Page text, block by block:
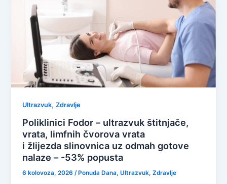
Ultrazvuk,Zdravlje
Poliklinici Fodor – ultrazvuk štitnjače,
vrata, limfnih čvorova vrata
i žlijezda slinovnica uz odmah gotove
nalaze – -53% popusta
6 kolovoza, 2026 /Ponuda Dana,Ultrazvuk,Zdravlje